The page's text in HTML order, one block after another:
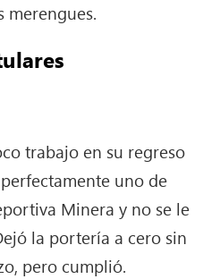
merengues.
trabajo en su regreso
uno de
Minera y no se le
la portería a cero sin
pero cumplió.